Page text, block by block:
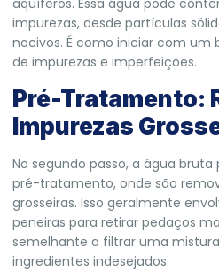
aquíferos. Essa água pode
impurezas, desde partículas
nocivos. É como iniciar com um
de impurezas e imperfeições.
Pré-Tratamento:
Impurezas
No segundo passo, a água
pré-tratamento, onde são
grosseiras. Isso geralmente
peneiras para retirar pedaços
semelhante a filtrar uma
ingredientes indesejados.